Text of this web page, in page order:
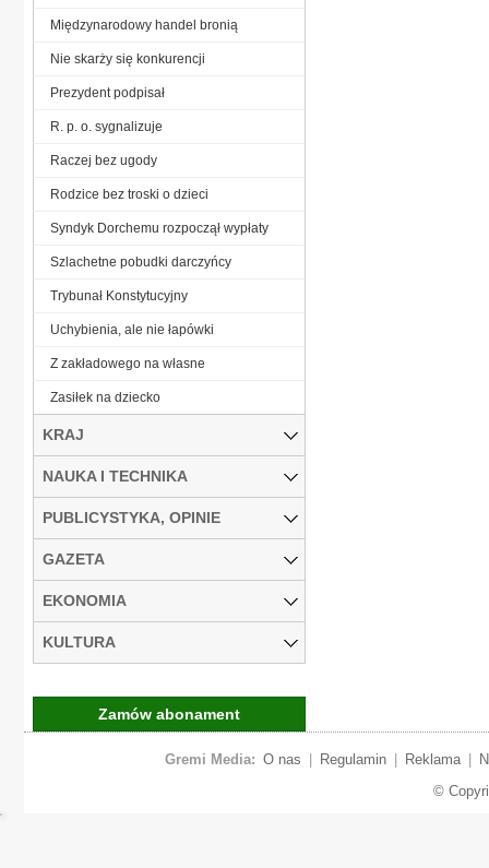
Międzynarodowy handel bronią
Nie skarży się konkurencji
Prezydent podpisał
R. p. o. sygnalizuje
Raczej bez ugody
Rodzice bez troski o dzieci
Syndyk Dorchemu rozpoczął wypłaty
Szlachetne pobudki darczyńcy
Trybunał Konstytucyjny
Uchybienia, ale nie łapówki
Z zakładowego na własne
Zasiłek na dziecko
KRAJ
NAUKA I TECHNIKA
PUBLICYSTYKA, OPINIE
GAZETA
EKONOMIA
KULTURA
Zamów abonament
Gremi Media: O nas Regulamin Reklama
©